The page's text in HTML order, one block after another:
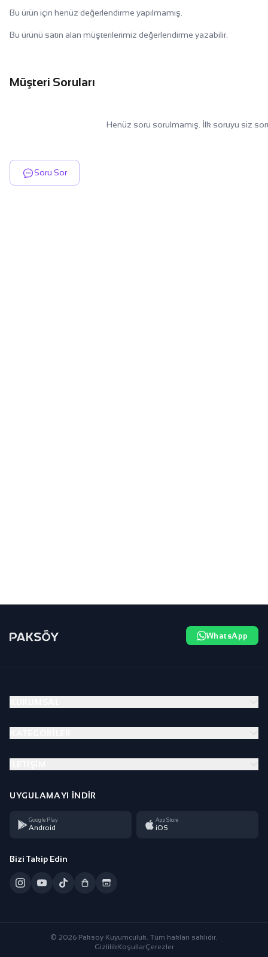
Bu ürün için henüz değerlendirme yapılmamış.
Bu ürünü satın alan müşterilerimiz değerlendirme yazabilir.
Müşteri Soruları
Henüz soru sorulmamış. İlk soruyu siz
Soru Sor
WhatsApp
UYGULAMAYI İNDIR
Google Play
Android
App Store
iOS
Bizi Takip Edin
© 2026 Paksoy Kuyumculuk. Tüm hakları saklıdır.
GizlilikKoşullarÇerezler